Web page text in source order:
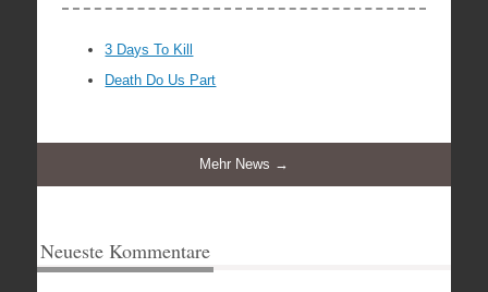
3 Days To Kill
Death Do Us Part
Mehr News →
Neueste Kommentare